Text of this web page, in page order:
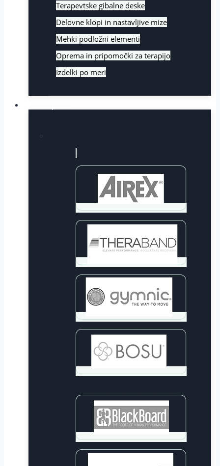
Terapevtske gibalne deske
Delovne klopi in nastavljive mize
Mehki podložni elementi
Oprema in pripomočki za terapijo
Izdelki po meri